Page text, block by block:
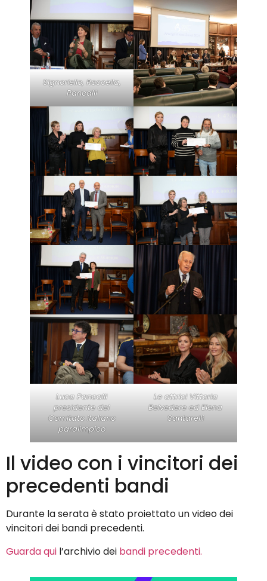
Signoriello, Roccella,
Pancalli
Luca Pancalli
presidente del
Comitato italiano
paralimpico
Le attrici Vittoria
Belvedere ed Elena
Santarelli
Il video con i vincitori dei
precedenti bandi
Durante la serata è stato proiettato un video dei
vincitori dei bandi precedenti.
Guarda qui l’archivio dei bandi precedenti.